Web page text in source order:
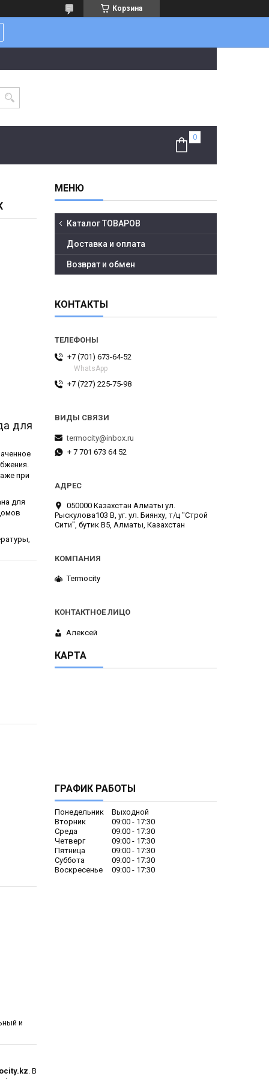
Корзина
для
при
для
и
. В
Каталог ТОВАРОВ
Доставка и оплата
Возврат и обмен
КОНТАКТЫ
+7 (701) 673-64-52
WhatsApp
+7 (727) 225-75-98
termocity@inbox.ru
+ 7 701 673 64 52
050000 Казахстан Алматы ул.
Рыскулова103 В, уг. ул. Биянху, т/ц "Строй
Сити", бутик В5, Алматы, Казахстан
Termocity
Алексей
КАРТА
ГРАФИК РАБОТЫ
Понедельник
Выходной
Вторник
09:00
17:30
Среда
09:00
17:30
Четверг
09:00
17:30
Пятница
09:00
17:30
Суббота
09:00
17:30
Воскресенье
09:00 17:30